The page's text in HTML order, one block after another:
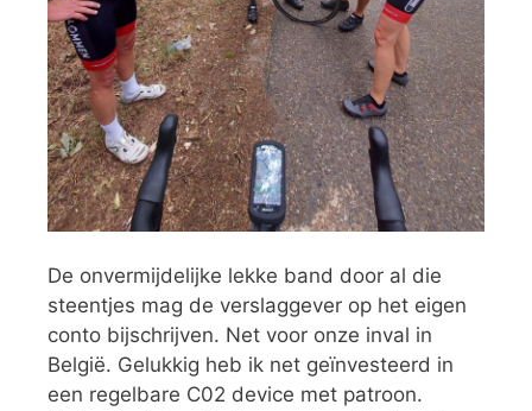
De onvermijdelijke lekke band door al die
steentjes mag de verslaggever op het eigen
conto bijschrijven. Net voor onze inval in
België. Gelukkig heb ik net geïnvesteerd in
een regelbare C02 device met patroon.